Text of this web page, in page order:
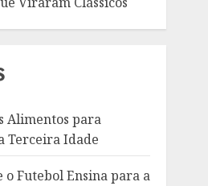
Alimentos para
Terceira Idade
o Futebol Ensina para a